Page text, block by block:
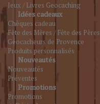
Jeux / Livres Geocaching
Idées cadeaux
Chèques cadeau
Fête des Mères / Fête des Pères
Géocacheurs de Provence
Produits personnalisés
Nouveautés
Nouveautés
Préventes
Promotions
Promotions